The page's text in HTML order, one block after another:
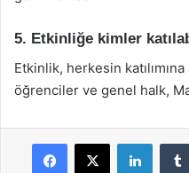
5. Etkinliğe kimler
Etkinlik, herkesin
öğrenciler ve genel halk,
Facebook
X